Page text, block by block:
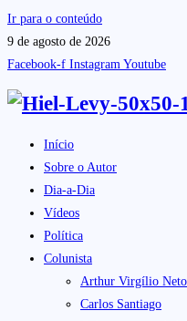
Ir para o conteúdo
9 de agosto de 2026
Facebook-f Instagram Youtube
Início
Sobre o Autor
Dia-a-Dia
Vídeos
Política
Colunista
Arthur Virgílio Neto
Carlos Santiago